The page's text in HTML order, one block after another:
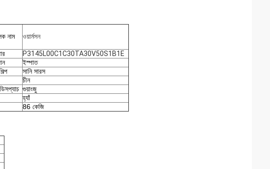
নাম ওয়ার্মসন
P3145L00C1C30TA30V50S1B1E
ইস্পাত
সানি সারস
চীন
গুয়াংজু
হ্যাঁ
86 কেজি